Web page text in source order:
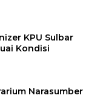
KPU Sulbar
Kondisi
Narasumber